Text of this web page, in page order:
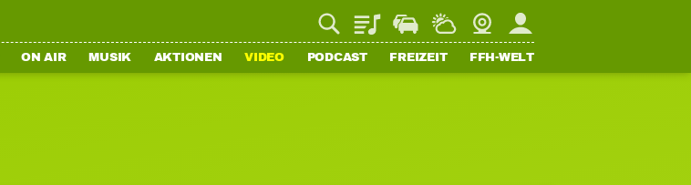
PlaylistStaupilotWetterWebcamMein FFH
ON AIR MUSIK AKTIONEN VIDEO PODCAST FREIZEIT FFH-WELT